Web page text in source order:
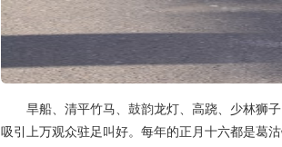
旱船、清平竹马、鼓韵龙灯、高跷、少林狮
吸引上万观众驻足叫好。每年的正月十六都是葛